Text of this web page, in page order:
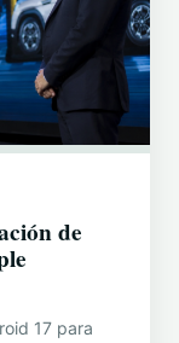
de
17 para